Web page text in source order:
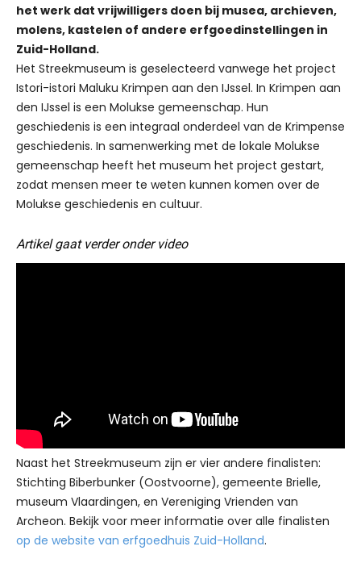
het werk dat vrijwilligers doen bij musea, archieven,
molens, kastelen of andere erfgoedinstellingen in
Zuid-Holland.
Het Streekmuseum is geselecteerd vanwege het project
Istori-istori Maluku Krimpen aan den IJssel. In Krimpen aan
den IJssel is een Molukse gemeenschap. Hun
geschiedenis is een integraal onderdeel van de Krimpense
geschiedenis. In samenwerking met de lokale Molukse
gemeenschap heeft het museum het project gestart,
zodat mensen meer te weten kunnen komen over de
Molukse geschiedenis en cultuur.
Artikel gaat verder onder video
Naast het Streekmuseum zijn er vier andere finalisten:
Stichting Biberbunker (Oostvoorne), gemeente Brielle,
museum Vlaardingen, en Vereniging Vrienden van
Archeon. Bekijk voor meer informatie over alle finalisten
op de website van erfgoedhuis Zuid-Holland.